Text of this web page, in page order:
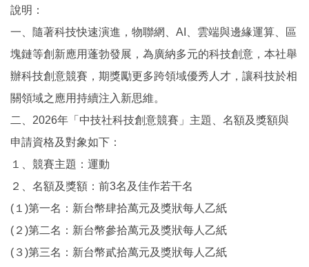
說明：
一、隨著科技快速演進，物聯網、AI、雲端與邊緣運算、區
塊鏈等創新應用蓬勃發展，為廣納多元的科技創意，本社舉
辦科技創意競賽，期獎勵更多跨領域優秀人才，讓科技於相
關領域之應用持續注入新思維。
二、2026年「中技社科技創意競賽」主題、名額及獎額與
申請資格及對象如下：
１、競賽主題：運動
２、名額及獎額：前3名及佳作若干名
(１)第一名：新台幣肆拾萬元及獎狀每人乙紙
(２)第二名：新台幣參拾萬元及獎狀每人乙紙
(３)第三名：新台幣貳拾萬元及獎狀每人乙紙